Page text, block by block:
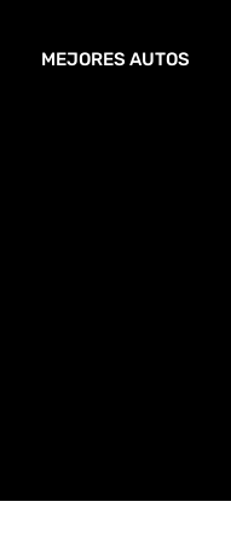
MEJORES AUTOS